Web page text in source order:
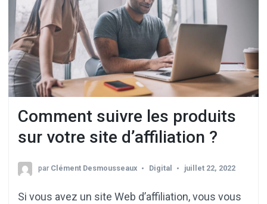
Comment suivre les produits
sur votre site d’affiliation ?
par Clément Desmousseaux Digital juillet 22, 2022
Si vous avez un site Web d’affiliation, vous vous